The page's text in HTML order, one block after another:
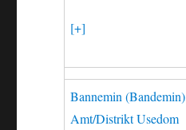
[+]
Bannemin (Bandemin)
Amt/Distrikt Usedom